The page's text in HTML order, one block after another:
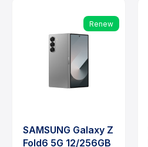
Renew
SAMSUNG Galaxy Z
Fold6 5G 12/256GB